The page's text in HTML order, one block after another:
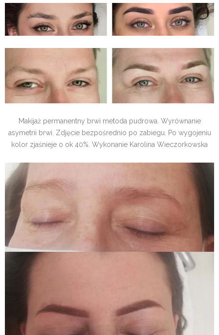
Makijaż permanentny brwi metoda pudrowa. Wyrównanie
asymetrii brwi. Zdjęcie bezpośrednio po zabiegu. Po wygojeniu
kolor zjaśnieje o ok 40%. Wykonanie Karolina Wieczorkowska